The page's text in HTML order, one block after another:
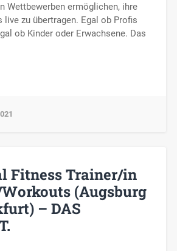
Wettbewerben ermöglichen, ihre
live zu übertragen. Egal ob Profis
ob Kinder oder Erwachsene. Das
Fitness Trainer/in
(Augsburg
– DAS